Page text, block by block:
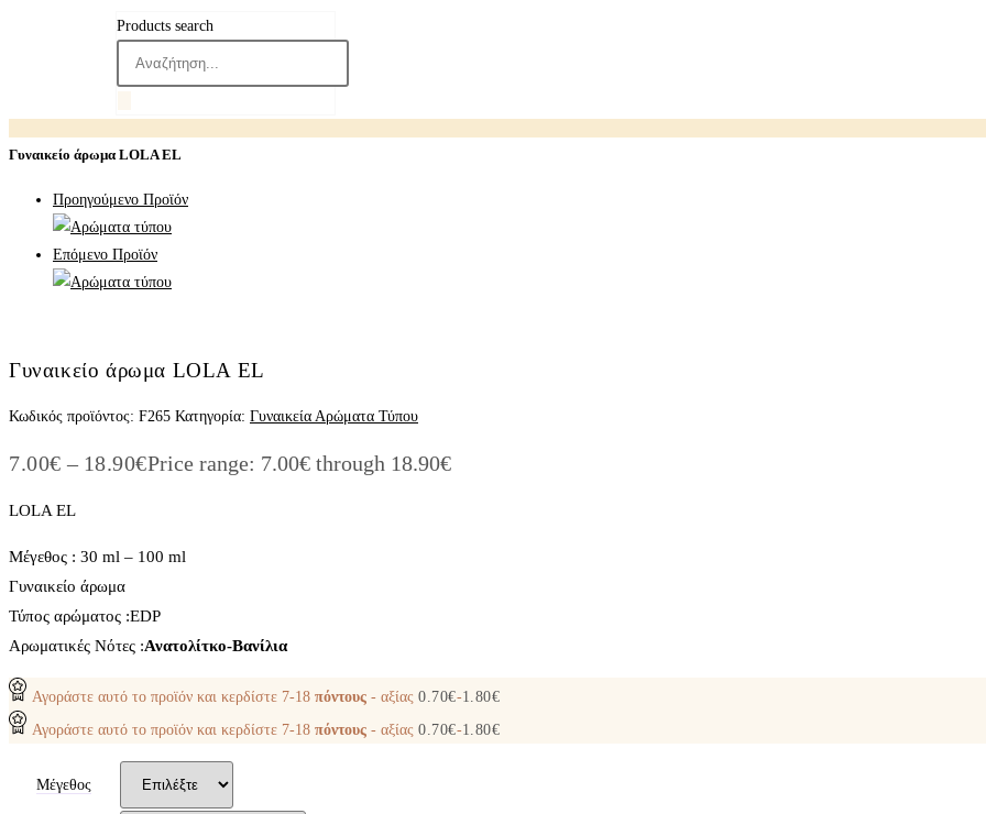
Products search
Γυναικείο άρωμα LOLA EL
Προηγούμενο Προϊόν
Επόμενο Προϊόν
Γυναικείο άρωμα LOLA EL
Κωδικός προϊόντος: F265 Κατηγορία: Γυναικεία Αρώματα Τύπου
7.00€ – 18.90€Price range: 7.00€ through 18.90€
LOLA EL
Μέγεθος : 30 ml – 100 ml
Γυναικείο άρωμα
Τύπος αρώματος :ΕDP
Aρωματικές Νότες :Ανατολίτκο-Βανίλια
Αγοράστε αυτό το προϊόν και κερδίστε 7-18 πόντους - αξίας 0.70€-1.80€
Αγοράστε αυτό το προϊόν και κερδίστε 7-18 πόντους - αξίας 0.70€-1.80€
Μέγεθος